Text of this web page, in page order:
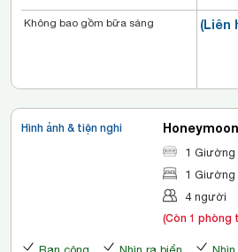
(Liên
Không bao gồm bữa sáng
Hình ảnh & tiện nghi
1 Giường
1
4 người
(Còn 1 phòng